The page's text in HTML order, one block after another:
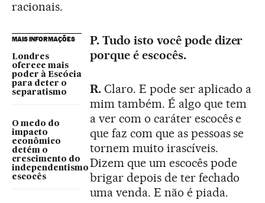
racionais.
MAIS INFORMAÇÕES
Londres
oferece mais
poder à Escócia
para deter o
separatismo
O medo do
impacto
econômico
detém o
crescimento do
independentismo
escocês
P. Tudo isto você pode dizer
porque é escocês.
R.Claro. E pode ser aplicado a
mim também. É algo que tem
a ver com o caráter escocês e
que faz com que as pessoas se
tornem muito irascíveis.
Dizem que um escocês pode
brigar depois de ter fechado
uma venda. E não é piada.